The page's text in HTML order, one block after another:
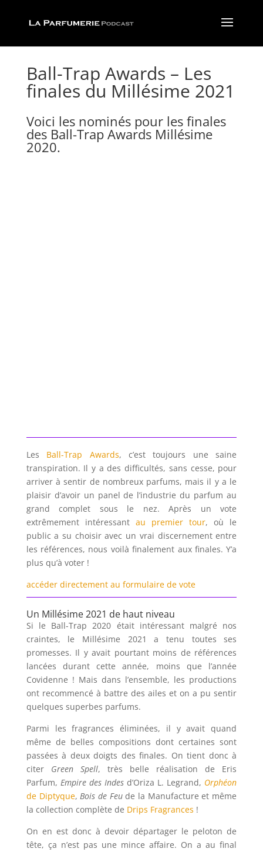
Ball-Trap Awards – Les
finales du Millésime 2021
Voici les nominés pour les finales
des Ball-Trap Awards Millésime
2020.
Les Ball-Trap Awards, c’est toujours une saine
transpiration. Il y a des difficultés, sans cesse, pour
arriver à sentir de nombreux parfums, mais il y a le
plaisir d’avoir un panel de l’industrie du parfum au
grand complet sous le nez. Après un vote
extrêmement intéressant au premier tour, où le
public a su choisir avec un vrai discernement entre
les références, nous voilà finalement aux finales. Y’a
plus qu’à voter !
accéder directement au formulaire de vote
Un Millésime 2021 de haut niveau
Si le Ball-Trap 2020 était intéressant malgré nos
craintes, le Millésime 2021 a tenu toutes ses
promesses. Il y avait pourtant moins de références
lancées durant cette année, moins que l’année
Covidenne ! Mais dans l’ensemble, les productions
ont recommencé à battre des ailes et on a pu sentir
quelques superbes parfums.
Parmi les fragrances éliminées, il y avait quand
même de belles compositions dont certaines sont
passées à deux doigts des finales. On tient donc à
citer Green Spell, très belle réalisation de Eris
Parfum, Empire des Indesd’Oriza L. Legrand, Orphéon
de Diptyque,Bois de Feude la Manufacture et même
la collection complète de Drips Fragrances !
On en est donc à devoir départager le peloton de
tête, ça n’est pas une mince affaire. On a au final